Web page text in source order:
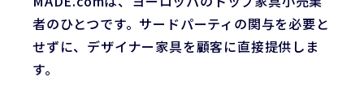
者のひとつです。サードパーティの関与を必要と
せずに、デザイナー家具を顧客に直接提供しま
す。